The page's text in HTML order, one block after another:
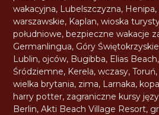
wakacyjna, Lubelszczyzna, Henipa,
warszawskie, Kaplan,wioska
południowe,bezpieczne wakacje
Germanlingua, Góry Świętokrzyskie
Lublin, ojców, Bugibba, Elias Beach,
Śródziemne, Kerela,wczasy,Toruń,
wielka brytania, zima, Larnaka,
harry potter, zagraniczne kursy
Berlin,Akti Beach Village Resort,